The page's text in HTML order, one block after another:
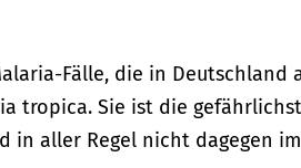
Fälle, die in Deutschland
tropica. Sie ist die
in aller Regel nicht dagegen